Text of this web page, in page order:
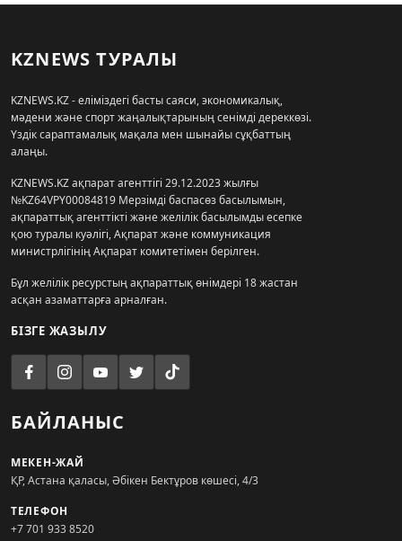
KZNEWS ТУРАЛЫ
KZNEWS.KZ - еліміздегі басты саяси, экономикалық,
мәдени және спорт жаңалықтарының сенімді дереккөзі.
Үздік сараптамалық мақала мен шынайы сұқбаттың
алаңы.
KZNEWS.KZ ақпарат агенттігі 29.12.2023 жылғы
№KZ64VPY00084819 Мерзімді баспасөз басылымын,
ақпараттық агенттікті және желілік басылымды есепке
қою туралы куәлігі, Ақпарат және коммуникация
министрлігінің Ақпарат комитетімен берілген.
Бұл желілік ресурстың ақпараттық өнімдері 18 жастан
асқан азаматтарға арналған.
БІЗГЕ ЖАЗЫЛУ
БАЙЛАНЫС
МЕКЕН-ЖАЙ
ҚР, Астана қаласы, Әбікен Бектұров көшесі, 4/3
ТЕЛЕФОН
+7 701 933 8520